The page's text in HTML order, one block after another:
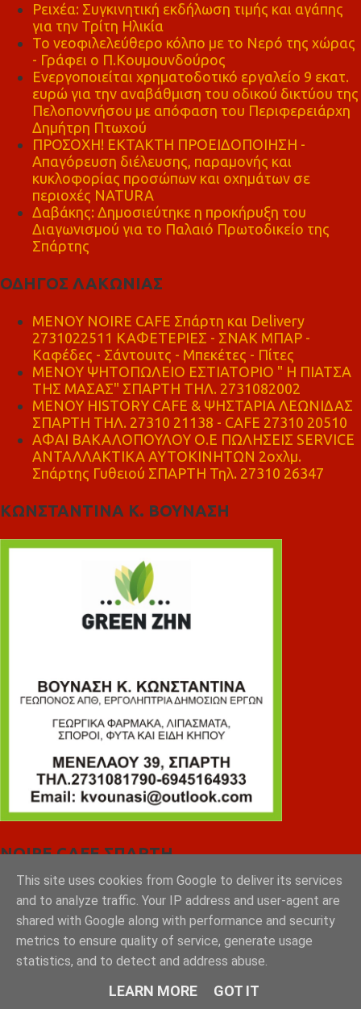
Ρειχέα: Συγκινητική εκδήλωση τιμής και αγάπης
για την Τρίτη Ηλικία
Το νεοφιλελεύθερο κόλπο με το Νερό της χώρας
- Γράφει ο Π.Κουμουνδούρος
Ενεργοποιείται χρηματοδοτικό εργαλείο 9 εκατ.
ευρώ για την αναβάθμιση του οδικού δικτύου της
Πελοποννήσου με απόφαση του Περιφερειάρχη
Δημήτρη Πτωχού
ΠΡΟΣΟΧΗ! ΕΚΤΑΚΤΗ ΠΡΟΕΙΔΟΠΟΙΗΣΗ -
Απαγόρευση διέλευσης, παραμονής και
κυκλοφορίας προσώπων και οχημάτων σε
περιοχές NATURA
Δαβάκης: Δημοσιεύτηκε η προκήρυξη του
Διαγωνισμού για το Παλαιό Πρωτοδικείο της
Σπάρτης
ΟΔΗΓΟΣ ΛΑΚΩΝΙΑΣ
MENOY NOIRE CAFE Σπάρτη και Delivery
2731022511 ΚΑΦΕΤΕΡΙΕΣ - ΣΝΑΚ ΜΠΑΡ -
Καφέδες - Σάντουιτς - Μπεκέτες - Πίτες
ΜΕΝΟΥ ΨΗΤΟΠΩΛΕΙΟ ΕΣΤΙΑΤΟΡΙΟ " Η ΠΙΑΤΣΑ
ΤΗΣ ΜΑΣΑΣ" ΣΠΑΡΤΗ ΤΗΛ. 2731082002
ΜΕΝΟΥ HISTORY CAFE & ΨΗΣΤΑΡΙΑ ΛΕΩΝΙΔΑΣ
ΣΠΑΡΤΗ ΤΗΛ. 27310 21138 - CAFE 27310 20510
ΑΦΑΙ ΒΑΚΑΛΟΠΟΥΛΟΥ Ο.Ε ΠΩΛΗΣΕΙΣ SERVICE
ΑΝΤΑΛΛΑΚΤΙΚΑ ΑΥΤΟΚΙΝΗΤΩΝ 2οχλμ.
Σπάρτης Γυθειού ΣΠΑΡΤΗ Τηλ. 27310 26347
ΚΩΝΣΤΑΝΤΙΝΑ Κ. ΒΟΥΝΑΣΗ
NOIRE CAFE ΣΠΑΡΤΗ
This site uses cookies from Google to deliver its services
and to analyze traffic. Your IP address and user-agent are
shared with Google along with performance and security
metrics to ensure quality of service, generate usage
statistics, and to detect and address abuse.
LEARN MORE GOT IT